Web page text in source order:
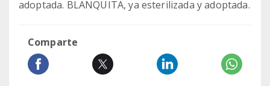
adoptada. BLANQUITA, ya esterilizada y adoptada.
Comparte